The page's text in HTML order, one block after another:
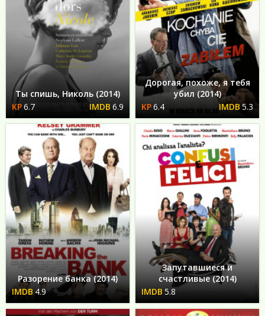
Ты спишь, Николь (2014)
6.7
6.9
Дорогая, похоже, я тебя
убил (2014)
6.4
5.3
Разорение банка (2014)
4.9
Запутавшиеся и
счастливые (2014)
5.8